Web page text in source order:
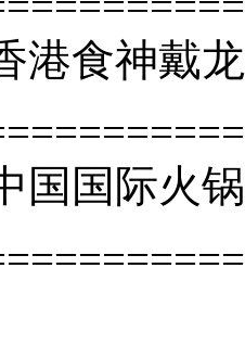
港食神戴
国国际火